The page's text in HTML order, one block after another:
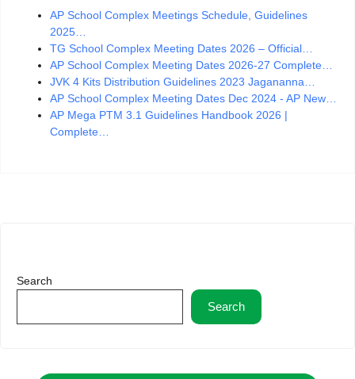
AP School Complex Meetings Schedule, Guidelines
2025…
TG School Complex Meeting Dates 2026 – Official…
AP School Complex Meeting Dates 2026-27 Complete…
JVK 4 Kits Distribution Guidelines 2023 Jagananna…
AP School Complex Meeting Dates Dec 2024 - AP New…
AP Mega PTM 3.1 Guidelines Handbook 2026 |
Complete…
Search
Search